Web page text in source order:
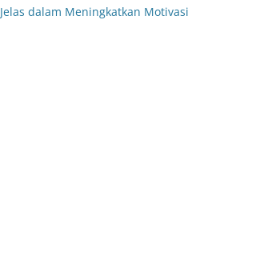
navigation
Jelas dalam Meningkatkan Motivasi